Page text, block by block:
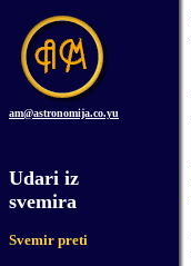
am@astronomija.co.yu
Udari iz
svemira
Svemir preti